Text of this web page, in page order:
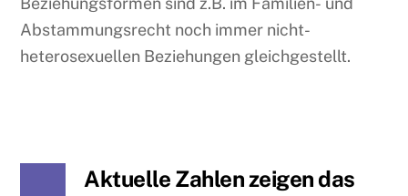
Abstammungsrecht noch immer nicht-
heterosexuellen Beziehungen gleichgestellt.
Aktuelle Zahlen zeigen das